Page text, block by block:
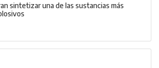
sintetizar una de las sustancias más